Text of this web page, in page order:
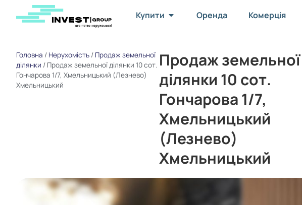
Купити Оренда Комерція
Головна / Нерухомість / Продаж земельної
ділянки / Продаж земельної ділянки 10 сот.
Гончарова 1/7, Хмельницький (Лезнево)
Хмельницький
Продаж земельної
ділянки 10 сот.
Гончарова 1/7,
Хмельницький
(Лезнево)
Хмельницький